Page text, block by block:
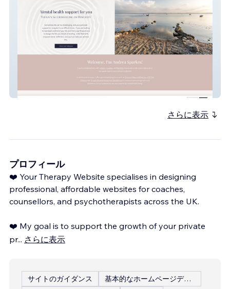
Andrea Sparkes Counselling &
Psychotherapy
さらに表示
プロフィール
❤️ Your Therapy Website specialises in designing
professional, affordable websites for coaches,
counsellors, and psychotherapists across the UK.
❤️ My goal is to support the growth of your private
pr... さらに表示
サイトのガイダンス 基本的なホームページデザイン